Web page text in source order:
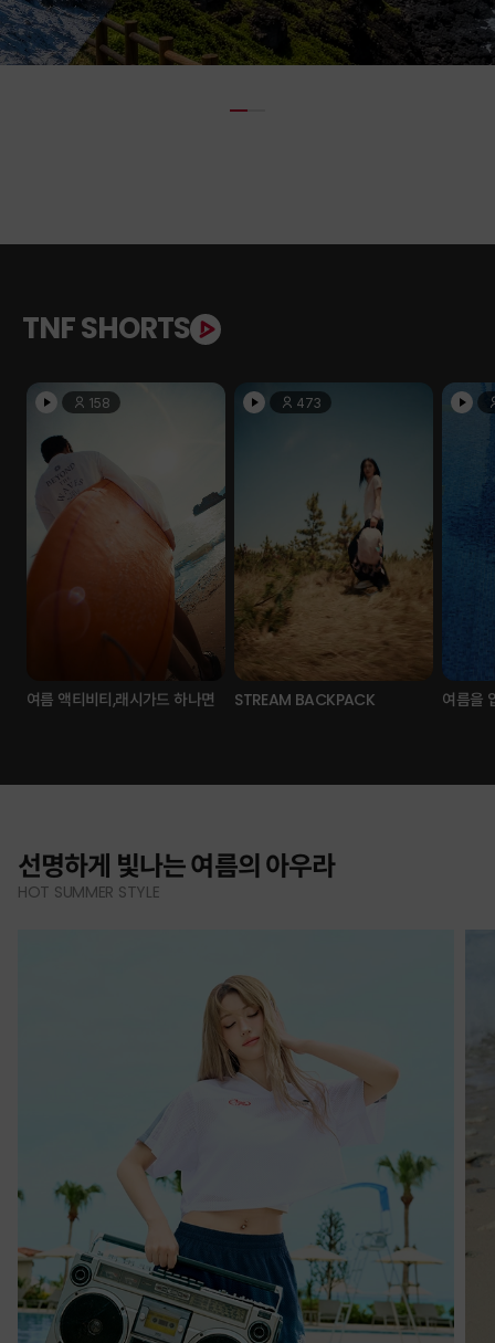
TNF SHORTS
158
여름 액티비티,래시가드 하나면
473
STREAM BACKPACK 여름을
선명하게 빛나는 여름의 아우라
HOT SUMMER STYLE